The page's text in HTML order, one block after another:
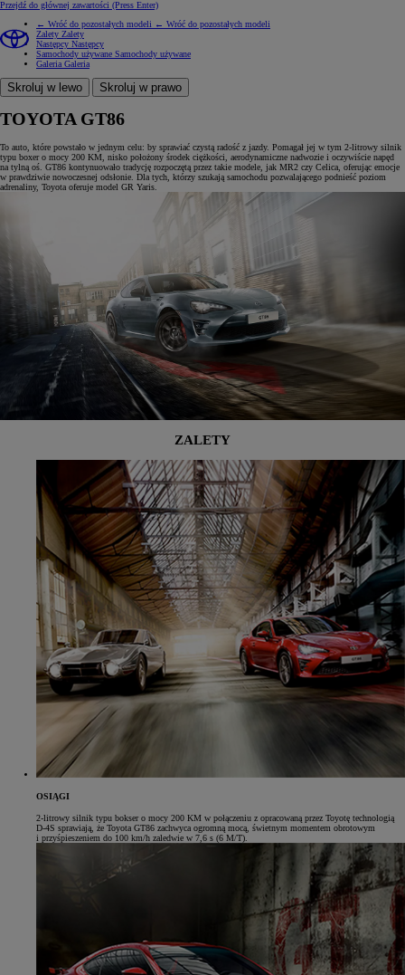
Przejdź do głównej zawartości (Press Enter)
← Wróć do pozostałych modeli ← Wróć do pozostałych modeli
Zalety Zalety
Następcy Następcy
Samochody używane Samochody używane
Galeria Galeria
Skroluj w lewo Skroluj w prawo
TOYOTA GT86
To auto, które powstało w jednym celu: by sprawiać czystą radość z jazdy. Pomagał jej w tym 2-litrowy silnik
typu boxer o mocy 200 KM, nisko położony środek ciężkości, aerodynamiczne nadwozie i oczywiście napęd
na tylną oś. GT86 kontynuowało tradycję rozpoczętą przez takie modele, jak MR2 czy Celica, oferując emocje
w prawdziwie nowoczesnej odsłonie. Dla tych, którzy szukają samochodu pozwalającego podnieść poziom
adrenaliny, Toyota oferuje model GR Yaris.
ZALETY
OSIĄGI
2-litrowy silnik typu bokser o mocy 200 KM w połączeniu z opracowaną przez Toyotę technologią
D-4S sprawiają, że Toyota GT86 zachwyca ogromną mocą, świetnym momentem obrotowym
i przyśpieszeniem do 100 km/h zaledwie w 7,6 s (6 M/T).